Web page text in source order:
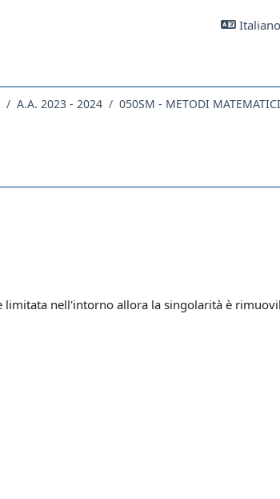
A.A. 2023 - 2024
050SM - METODI
nell'intorno allora la singolarità è